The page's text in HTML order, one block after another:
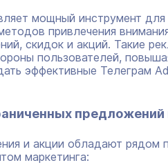
мощный инструмент
привлечения
скидок и акций. Такие
пользователей,
эффективные Телеграм
предложений
и акции обладают рядом
маркетинга: